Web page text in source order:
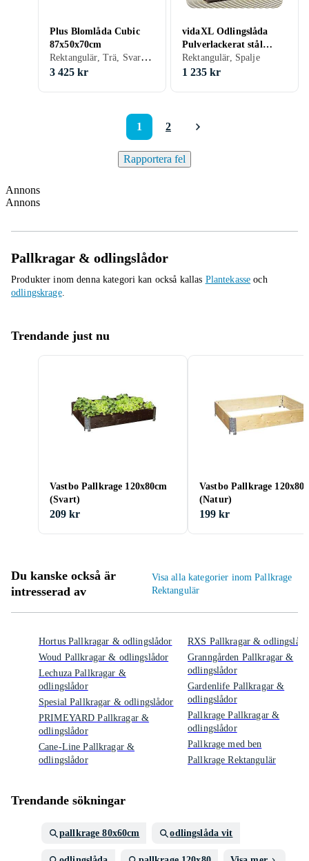
Plus Blomlåda Cubic
87x50x70cm
Rektangulär, Trä, Svart, Grå, Brun, Hjul
3 425 kr
vidaXL Odlingslåda
Pulverlackerat stål
120x40x136cm Svart
318273
Rektangulär, Spalje
1 235 kr
1 2
Rapportera fel
Annons
Annons
Pallkragar & odlingslådor
Produkter inom denna kategori kan också kallas Plantekasse och
odlingskrage.
Trendande just nu
Vastbo Pallkrage 120x80cm
(Svart)
209 kr
Vastbo Pallkrage
(Natur)
199 kr
Du kanske också är
intresserad av
Visa alla kategorier inom Pallkrage
Rektangulär
Hortus Pallkragar & odlingslådor
Woud Pallkragar & odlingslådor
Lechuza Pallkragar &
odlingslådor
Spesial Pallkragar & odlingslådor
PRIMEYARD Pallkragar &
odlingslådor
Cane-Line Pallkragar &
odlingslådor
RXS Pallkragar &
Granngården Pallkragar &
odlingslådor
Gardenlife Pallkragar &
odlingslådor
Pallkrage Pallkragar &
odlingslådor
Pallkrage med ben
Pallkrage Rektangulär
Trendande sökningar
pallkrage 80x60cm odlingslåda vit